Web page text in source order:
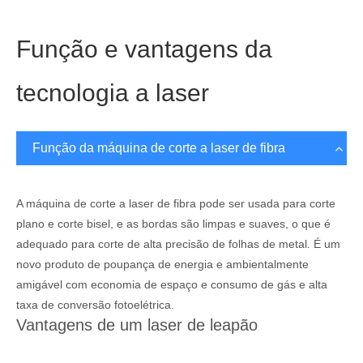
Função e vantagens da
tecnologia a laser
Função da máquina de corte a laser de fibra
A máquina de corte a laser de fibra pode ser usada para corte
plano e corte bisel, e as bordas são limpas e suaves, o que é
adequado para corte de alta precisão de folhas de metal. É um
novo produto de poupança de energia e ambientalmente
amigável com economia de espaço e consumo de gás e alta
taxa de conversão fotoelétrica.
Vantagens de um laser de leapão